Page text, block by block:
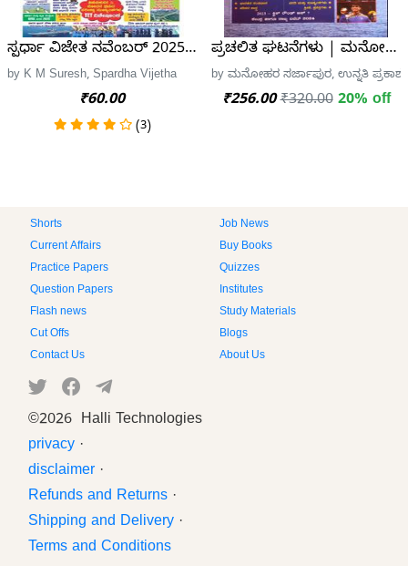
ಸ್ಪರ್ಧಾ ವಿಜೇತ ನವೆಂಬರ್ 2025 ಮಾಸಪತ್ರಿಕೆ | ಕೆ ಎಂ ಸುರೇಶ |
by K M Suresh, Spardha Vijetha
₹60.00
(3)
ಪ್ರಚಲಿತ ಘಟನೆಗಳು | ಮನೋಹರ
by ಮನೋಹರ ಸರ್ಜಾಪುರ, ಉನ್ನತಿ
₹256.00 ₹320.00 20% off
Shorts
Job News
Current Affairs
Buy Books
Practice Papers
Quizzes
Question Papers
Institutes
Flash news
Study Materials
Cut Offs
Blogs
Contact Us
About Us
©2026 Halli Technologies
privacy ·
disclaimer ·
Refunds and Returns ·
Shipping and Delivery ·
Terms and Conditions